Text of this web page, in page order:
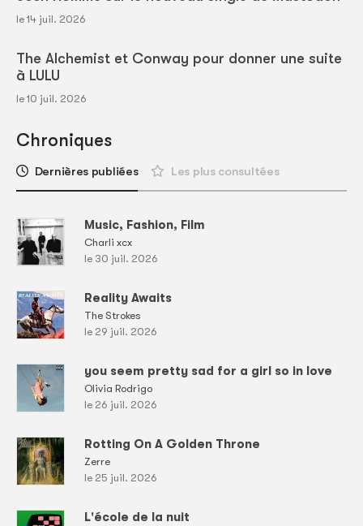
le 14 juil. 2026
The Alchemist et Conway pour donner une suite
à LULU
le 10 juil. 2026
Chroniques
Dernières publiées Les plus consultées
Music, Fashion, Film
Charli xcx
le 30 juil. 2026
Reality Awaits
The Strokes
le 29 juil. 2026
you seem pretty sad for a girl so in love
Olivia Rodrigo
le 26 juil. 2026
Rotting On A Golden Throne
Zerre
le 25 juil. 2026
L'école de la nuit